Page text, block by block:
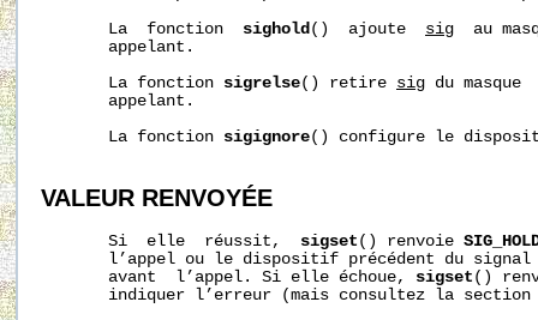
       La  fonction
sighold()  ajoute sig
au
       appelant.
       La fonction
sigrelse() retire sig du
       appelant.
       La fonction
sigignore() configure le
VALEUR RENVOYÉE
       Si  elle  réussit,
sigset () renvoie
l’appel ou le dispositif précédent du
       avant  l’appel. Si elle échoue,
sigset ()
indiquer l’erreur (mais consultez la section